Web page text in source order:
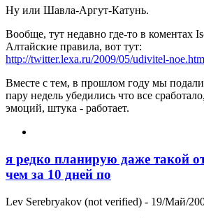
Ну или Шавла-Аргут-Катунь.
Вообще, тут недавно где-то в коментах
Алтайские правила, вот тут:
http://twitter.lexa.ru/2009/05/udivitel-
Вместе с тем, в прошлом году мы подали
пару недель убедились что все
эмоций, штука - работает.
я редко планирую даже такой
чем за 10 дней по
Lev Serebryakov (not verified) - 19/Май/